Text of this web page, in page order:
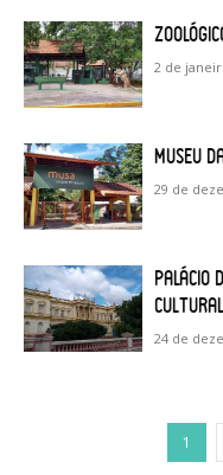
2 de
Museu
29 de
Palácio
Cultural
24 de
1